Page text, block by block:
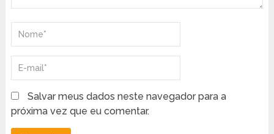
Salvar meus dados neste navegador para a
próxima vez que eu comentar.